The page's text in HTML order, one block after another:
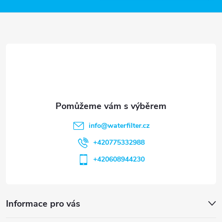
a
Informace pro vás
info@waterfilter.cz
+420775332988
+420608944230